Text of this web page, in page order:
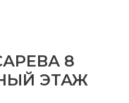
8
ЭТАЖ